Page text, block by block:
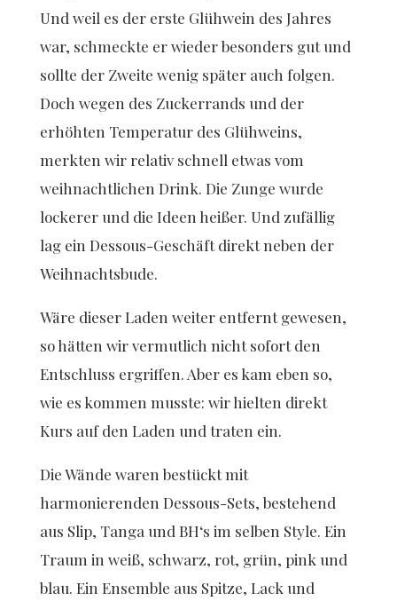
Und weil es der erste Glühwein des Jahres
war, schmeckte er wieder besonders gut und
sollte der Zweite wenig später auch folgen.
Doch wegen des Zuckerrands und der
erhöhten Temperatur des Glühweins,
merkten wir relativ schnell etwas vom
weihnachtlichen Drink. Die Zunge wurde
lockerer und die Ideen heißer. Und zufällig
lag ein Dessous-Geschäft direkt neben der
Weihnachtsbude.
Wäre dieser Laden weiter entfernt gewesen,
so hätten wir vermutlich nicht sofort den
Entschluss ergriffen. Aber es kam eben so,
wie es kommen musste: wir hielten direkt
Kurs auf den Laden und traten ein.
Die Wände waren bestückt mit
harmonierenden Dessous-Sets, bestehend
aus Slip, Tanga und BH‘s im selben Style. Ein
Traum in weiß, schwarz, rot, grün, pink und
blau. Ein Ensemble aus Spitze, Lack und